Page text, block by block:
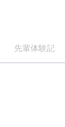
先輩体験記